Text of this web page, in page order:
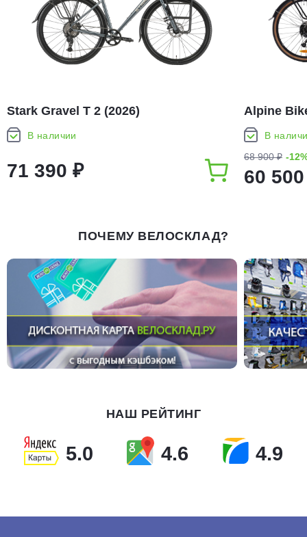
Stark Gravel T 2 (2026)
В наличии
71 390 ₽
Alpine
В
68 900 ₽ -
60
ПОЧЕМУ ВЕЛОСКЛАД?
НАШ РЕЙТИНГ
5.0 4.6 4.9